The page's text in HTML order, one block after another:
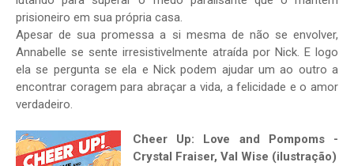
prisioneiro em sua própria casa.
Apesar de sua promessa a si mesma de não se envolver,
Annabelle se sente irresistivelmente atraída por Nick. E logo
ela se pergunta se ela e Nick podem ajudar um ao outro a
encontrar coragem para abraçar a vida, a felicidade e o amor
verdadeiro.
Cheer Up: Love and Pompoms -
Crystal Fraiser, Val Wise (ilustração)